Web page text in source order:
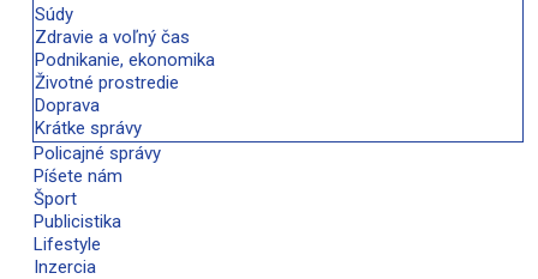
Súdy
Zdravie a voľný čas
Podnikanie, ekonomika
Životné prostredie
Doprava
Krátke správy
Policajné správy
Píśete nám
Šport
Publicistika
Lifestyle
Inzercia